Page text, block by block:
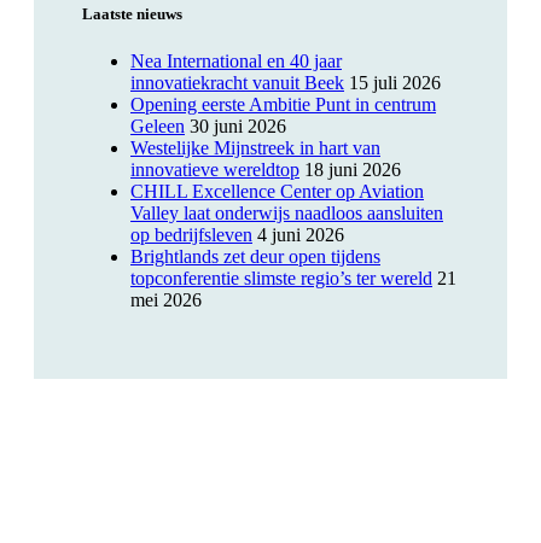
Laatste nieuws
Nea International en 40 jaar
innovatiekracht vanuit Beek 15 juli 2026
Opening eerste Ambitie Punt in centrum
Geleen 30 juni 2026
Westelijke Mijnstreek in hart van
innovatieve wereldtop 18 juni 2026
CHILL Excellence Center op Aviation
Valley laat onderwijs naadloos aansluiten
op bedrijfsleven 4 juni 2026
Brightlands zet deur open tijdens
topconferentie slimste regio’s ter wereld 21
mei 2026